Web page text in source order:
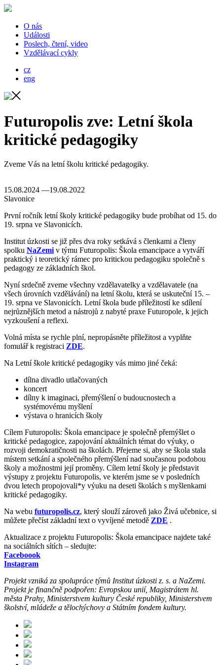
O nás
Události
Poslech, čtení, video
Vzdělávací cykly
cz
eng
Futuropolis zve: Letní škola
kritické pedagogiky
Zveme Vás na letní školu kritické pedagogiky.
15.08.2024 —19.08.2022
Slavonice
První ročník letní školy kritické pedagogiky bude probíhat od 15. do
19. srpna ve Slavonicích.
Institut úzkosti se již přes dva roky setkává s členkami a členy
spolku NaZemi v týmu Futuropolis: Škola emancipace a vytváří
praktický i teoretický rámec pro kritickou pedagogiku společně s
pedagogy ze základních škol.
Nyní srdečně zveme všechny vzdělavatelky a vzdělavatele (na
všech úrovních vzdělávání) na letní školu, která se uskuteční 15. –
19. srpna ve Slavonicích. Letní škola bude příležitostí ke sdílení
nejrůznějších metod a nástrojů z nabyté praxe Futuropole, k jejich
vyzkoušení a reflexi.
Volná místa se rychle plní, nepropásněte příležitost a vyplňte
fomulář k registraci ZDE.
Na Letní škole kritické pedagogiky vás mimo jiné čeká:
dílna divadlo utlačovaných
koncert
dílny k imaginaci, přemýšlení o budoucnostech a
systémovému myšlení
výstava o hranicích školy
Cílem Futuropolis: Škola emancipace je společně přemýšlet o
kritické pedagogice, zapojování aktuálních témat do výuky, o
rozvoji demokratičnosti na školách. Přejeme si, aby se škola stala
místem setkání a společného přemýšlení nad současnou podobou
školy a možnostmi její proměny. Cílem letní školy je představit
výstupy z projektu Futuropolis, ve kterém jsme se v posledních
dvou letech propojovali*y výuku na deseti školách s myšlenkami
kritické pedagogiky.
Na webu futuropolis.cz, který slouží zároveň jako Živá učebnice, si
můžete přečíst základní text o vyvíjené metodě ZDE .
Aktualizace z projektu Futuropolis: Škola emancipace najdete také
na sociálních sítích – sledujte:
Faceboook
Instagram
Projekt vzniká za spolupráce týmů Institut úzkosti z. s. a NaZemi.
Projekt je finančně podpořen: Evropskou unií, Magistrátem hl.
města Prahy, Ministerstvem kultury České republiky, Ministerstvem
školství, mládeže a tělochýchovy a Státním fondem kultury.